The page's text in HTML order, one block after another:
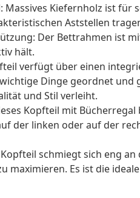
Massives Kiefernholz ist für
Aststellen
Der Bettrahmen ist
hält.
verfügt über einen
Dinge geordnet
und Stil verleiht.
Kopfteil mit
der linken oder auf der
schmiegt sich eng
maximieren. Es ist die